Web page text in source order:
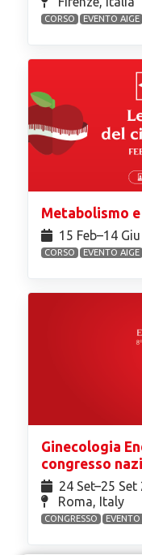
CORSO EVENTO AIGE
Metabolismo
15 Feb⁠–14
CORSO EVENTO AIGE
Ginecologia
congresso
24 Set⁠–25 Set
Roma, Italy
CONGRESSO EVENTO